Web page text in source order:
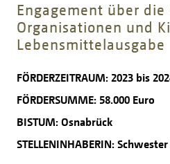
Engagement über die
Organisationen und
Lebensmittelausgabe
FÖRDERZEITRAUM: 2023 bis
FÖRDERSUMME: 58.000 Euro
BISTUM: Osnabrück
STELLENINHABERIN: